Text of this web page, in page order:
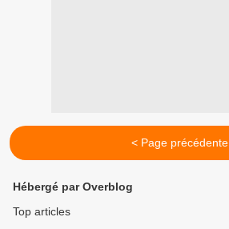
< Page précédente
Hébergé par Overblog
Top articles